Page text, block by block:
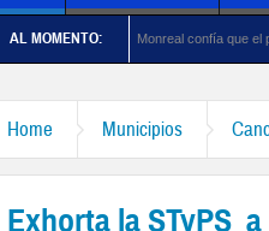
AL MOMENTO:
Monreal confía que el próximo lunes se
Home Municipios
Exhorta la STyPS